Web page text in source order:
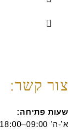
צור קשר:
שעות פתיחה:
א’-ה’ 09:00–18:00